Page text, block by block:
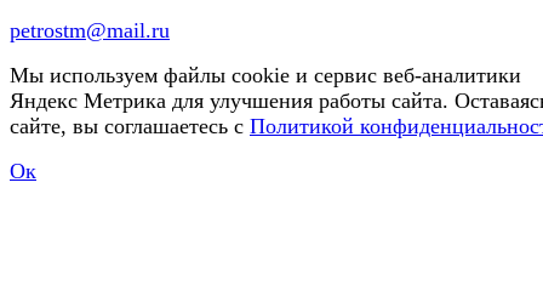
petrostm@mail.ru
Мы используем файлы cookie и сервис веб-аналитики
Яндекс Метрика для улучшения работы сайта.
сайте, вы соглашаетесь с Политикой
Ок